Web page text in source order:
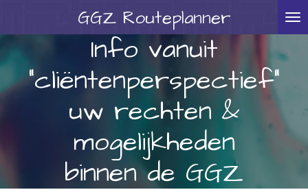
direct
hoofdinhoud
GGZRouteplanner
Info vanuit
"cliëntenperspectief"
uw rechten &
mogelijkheden
binnen de GGZ